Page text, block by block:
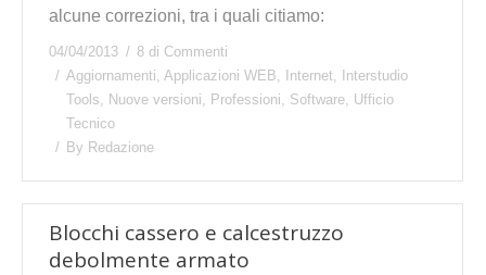
alcune correzioni, tra i quali citiamo:
04/04/2013
8 di Commenti
Aggiornamenti Applicazioni WEB Internet
Interstudio
Tools
Nuove versioni Professioni Software Ufficio
Tecnico
By Redazione
Blocchi cassero e calcestruzzo
debolmente armato